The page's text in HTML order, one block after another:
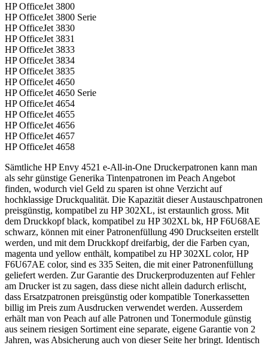
HP OfficeJet 3800
HP OfficeJet 3800 Serie
HP OfficeJet 3830
HP OfficeJet 3831
HP OfficeJet 3833
HP OfficeJet 3834
HP OfficeJet 3835
HP OfficeJet 4650
HP OfficeJet 4650 Serie
HP OfficeJet 4654
HP OfficeJet 4655
HP OfficeJet 4656
HP OfficeJet 4657
HP OfficeJet 4658
Sämtliche HP Envy 4521 e-All-in-One Druckerpatronen kann man
als sehr günstige Generika Tintenpatronen im Peach Angebot
finden, wodurch viel Geld zu sparen ist ohne Verzicht auf
hochklassige Druckqualität. Die Kapazität dieser Austauschpatronen
preisgünstig, kompatibel zu HP 302XL, ist erstaunlich gross. Mit
dem Druckkopf black, kompatibel zu HP 302XL bk, HP F6U68AE
schwarz, können mit einer Patronenfüllung 490 Druckseiten erstellt
werden, und mit dem Druckkopf dreifarbig, der die Farben cyan,
magenta und yellow enthält, kompatibel zu HP 302XL color, HP
F6U67AE color, sind es 335 Seiten, die mit einer Patronenfüllung
geliefert werden. Zur Garantie des Druckerproduzenten auf Fehler
am Drucker ist zu sagen, dass diese nicht allein dadurch erlischt,
dass Ersatzpatronen preisgünstig oder kompatible Tonerkassetten
billig im Preis zum Ausdrucken verwendet werden. Ausserdem
erhält man von Peach auf alle Patronen und Tonermodule günstig
aus seinem riesigen Sortiment eine separate, eigene Garantie von 2
Jahren, was Absicherung auch von dieser Seite her bringt. Identisch